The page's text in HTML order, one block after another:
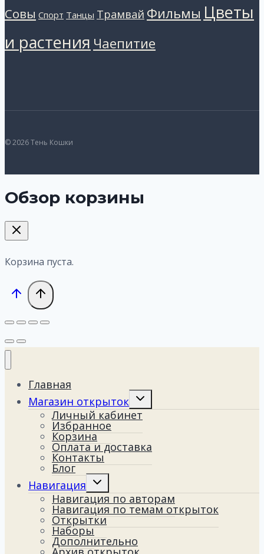
Совы Спорт Танцы Трамвай Фильмы Цветы
и растения Чаепитие
© 2026 Тень Кошки
Обзор корзины
Корзина пуста.
Главная
Магазин открыток
Переключить
меню
Личный кабинет
Избранное
Корзина
Оплата и доставка
Контакты
Блог
Навигация
Переключить
меню
Навигация по авторам
Навигация по темам открыток
Открытки
Наборы
Дополнительно